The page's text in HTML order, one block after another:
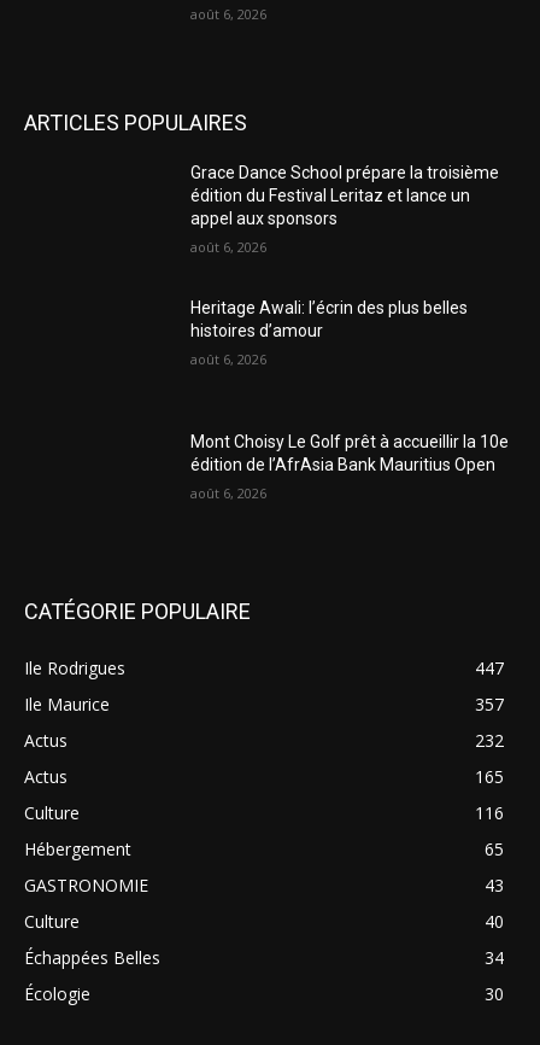
août 6, 2026
ARTICLES POPULAIRES
Grace Dance School prépare la troisième
édition du Festival Leritaz et lance un
appel aux sponsors
août 6, 2026
Heritage Awali: l’écrin des plus belles
histoires d’amour
août 6, 2026
Mont Choisy Le Golf prêt à accueillir la 10e
édition de l’AfrAsia Bank Mauritius Open
août 6, 2026
CATÉGORIE POPULAIRE
Ile Rodrigues
447
Ile Maurice
357
Actus
232
Actus
165
Culture
116
Hébergement
65
GASTRONOMIE
43
Culture
40
Échappées Belles
34
Écologie
30